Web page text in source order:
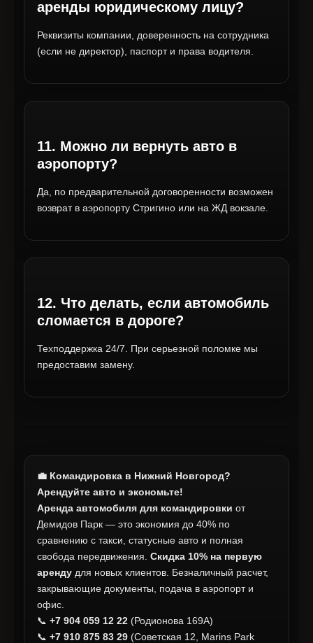
аренды юридическому лицу?
Реквизиты компании, доверенность на сотрудника
(если не директор), паспорт и права водителя.
11. Можно ли вернуть авто в
аэропорту?
Да, по предварительной договоренности возможен
возврат в аэропорту Стригино или на ЖД вокзале.
12. Что делать, если автомобиль
сломается в дороге?
Техподдержка 24/7. При серьезной поломке мы
предоставим замену.
💼 Командировка в Нижний Новгород?
Арендуйте авто и экономьте!
Аренда автомобиля для командировки от
Демидов Парк — это экономия до 40% по
сравнению с такси, статусные авто и полная
свобода передвижения. Скидка 10% на первую
аренду для новых клиентов. Безналичный расчет,
закрывающие документы, подача в аэропорт и
офис.
📞 +7 904 059 12 22 (Родионова 169А)
📞 +7 910 875 83 29 (Советская 12, Marins Park